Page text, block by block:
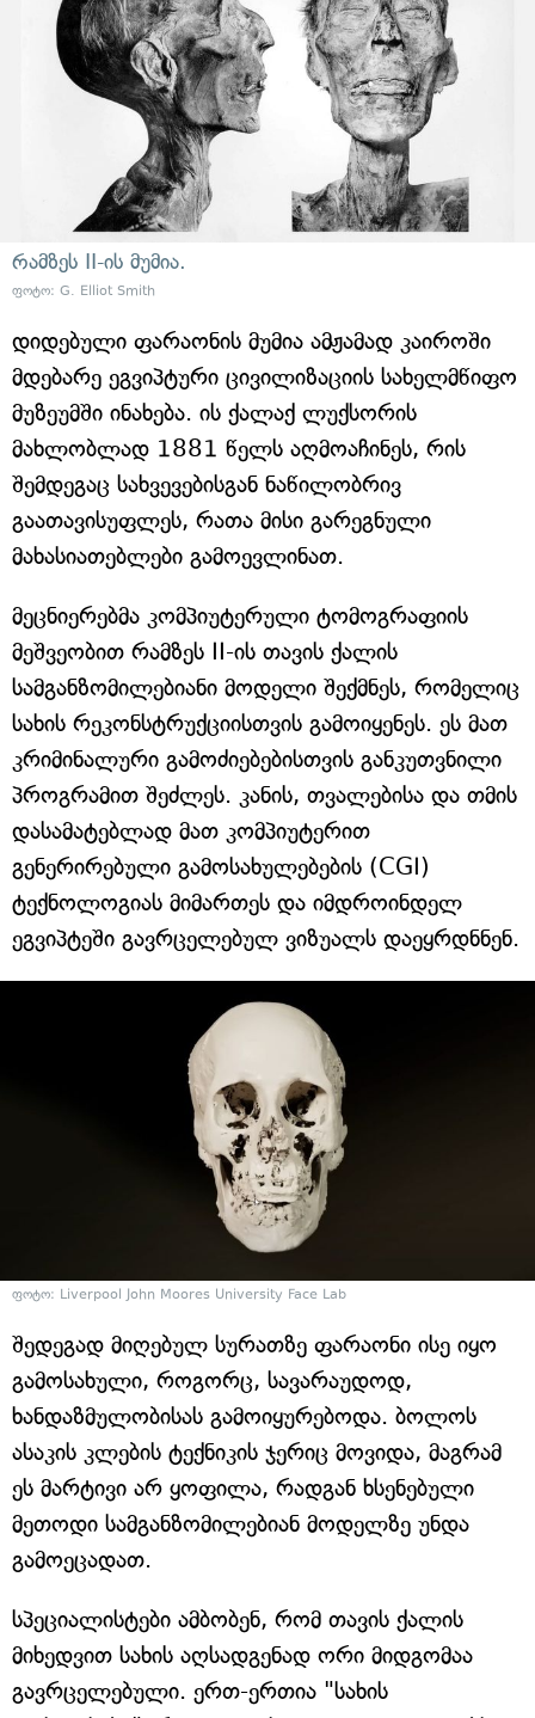
რამზეს II-ის მუმია.
ფოტო: G. Elliot Smith
დიდებული ფარაონის მუმია ამჟამად კაიროში
მდებარე ეგვიპტური ცივილიზაციის სახელმწიფო
მუზეუმში ინახება. ის ქალაქ ლუქსორის
მახლობლად 1881 წელს აღმოაჩინეს, რის
შემდეგაც სახვევებისგან ნაწილობრივ
გაათავისუფლეს, რათა მისი გარეგნული
მახასიათებლები გამოევლინათ.
მეცნიერებმა კომპიუტერული ტომოგრაფიის
მეშვეობით რამზეს II-ის თავის ქალის
სამგანზომილებიანი მოდელი შექმნეს, რომელიც
სახის რეკონსტრუქციისთვის გამოიყენეს. ეს მათ
კრიმინალური გამოძიებებისთვის განკუთვნილი
პროგრამით შეძლეს. კანის, თვალებისა და თმის
დასამატებლად მათ კომპიუტერით
გენერირებული გამოსახულებების (CGI)
ტექნოლოგიას მიმართეს და იმდროინდელ
ეგვიპტეში გავრცელებულ ვიზუალს დაეყრდნნენ.
ფოტო: Liverpool John Moores University Face Lab
შედეგად მიღებულ სურათზე ფარაონი ისე იყო
გამოსახული, როგორც, სავარაუდოდ,
ხანდაზმულობისას გამოიყურებოდა. ბოლოს
ასაკის კლების ტექნიკის ჯერიც მოვიდა, მაგრამ
ეს მარტივი არ ყოფილა, რადგან ხსენებული
მეთოდი სამგანზომილებიან მოდელზე უნდა
გამოეცადათ.
სპეციალისტები ამბობენ, რომ თავის ქალის
მიხედვით სახის აღსადგენად ორი მიდგომაა
გავრცელებული. ერთ-ერთია "სახის